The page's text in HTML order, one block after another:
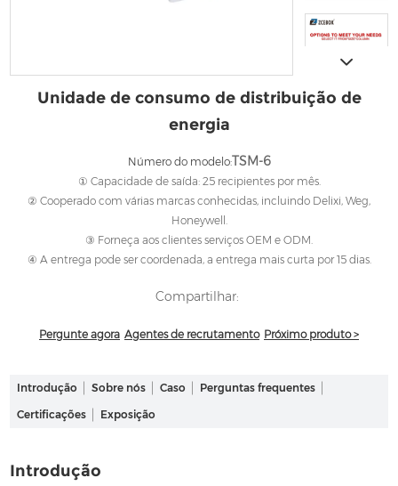
Unidade de consumo de distribuição de
energia
Número do modelo:TSM-6
① Capacidade de saída: 25 recipientes por mês.
② Cooperado com várias marcas conhecidas, incluindo Delixi, Weg,
Honeywell.
③ Forneça aos clientes serviços OEM e ODM.
④ A entrega pode ser coordenada, a entrega mais curta por 15 dias.
Compartilhar:
Pergunte agora Agentes de recrutamento Próximo produto >
Introdução Sobre nós Caso
Perguntas frequentes
Certificações
Exposição
Introdução